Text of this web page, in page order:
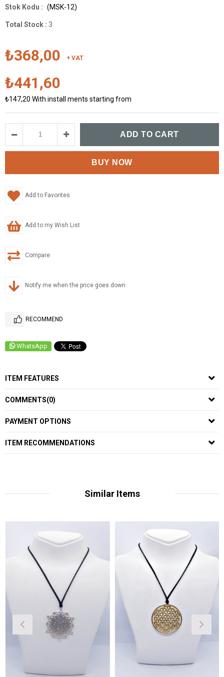
(MSK-12)
Total Stock : 3
₺368,00 + VAT
₺441,60
₺147,20 With install ments starting from
Add to Favorites
Add to my Wish List
Compare
Notify me when the price goes down
RECOMMEND
WhatsApp
ITEM FEATURES
COMMENTS(0)
PAYMENT OPTIONS
ITEM RECOMMENDATIONS
Similar Items